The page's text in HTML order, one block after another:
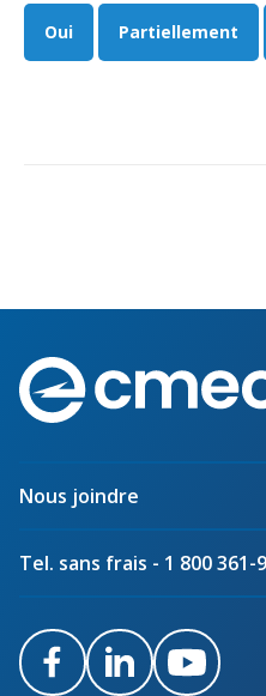
Oui Partiellement
Nous joindre
Tel. sans frais - 1 800 361-
FacebookLinkedInYoutube